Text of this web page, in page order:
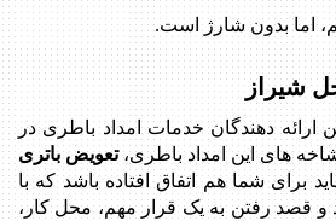
اما بدون شارژ است.
شیراز
ارائه دهندگان خدمات امداد باطری در
های این امداد باطری،تعویض باتری
برای شما هم اتفاق افتاده باشد که با
و قصد رفتن به یک قرار مهم، محل کار،